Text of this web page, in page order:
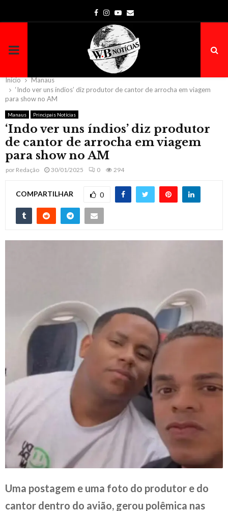
Facebook
Instagram
Youtube
Email
PRIMARY
MENU
Início
Manaus
‘Indo ver uns índios’ diz produtor de cantor de arrocha em viagem
para show no AM
Manaus Principais Notícias
‘Indo ver uns índios’ diz produtor
de cantor de arrocha em viagem
para show no AM
por Redação 30/01/2025 0 294
COMPARTILHAR 0
Uma postagem e uma foto do produtor e do
cantor dentro do avião, gerou polêmica nas